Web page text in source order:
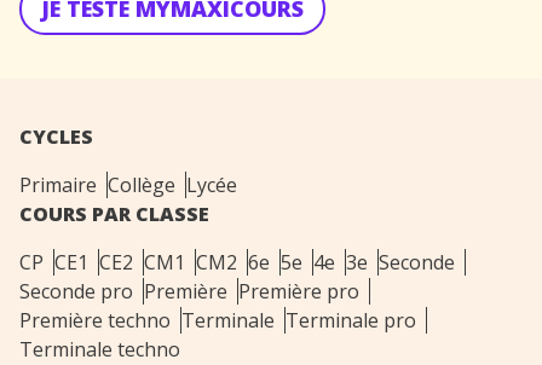
JE TESTE MYMAXICOURS
CYCLES
Primaire Collège Lycée
COURS PAR CLASSE
CP CE1 CE2 CM1 CM2 6e 5e 4e 3e Seconde
Seconde pro Première Première pro
Première techno Terminale Terminale pro
Terminale techno